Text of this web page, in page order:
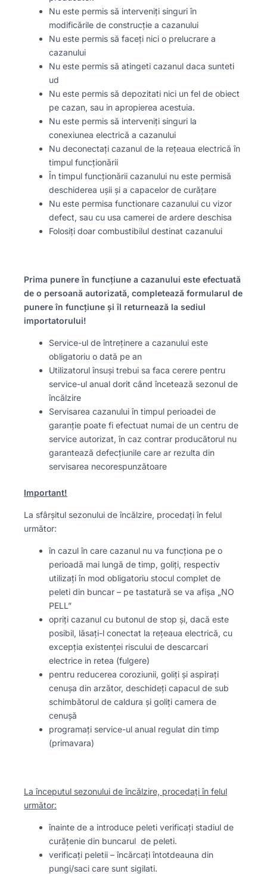
Nu este permis să interveniți singuri în
modificările de construcție a cazanului
Nu este permis să faceți nici o prelucrare a
cazanului
Nu este permis să atingeti cazanul daca sunteti
ud
Nu este permis să depozitati nici un fel de obiect
pe cazan, sau in apropierea acestuia.
Nu este permis să interveniți singuri la
conexiunea electrică a cazanului
Nu deconectați cazanul de la rețeaua electrică în
timpul funcționării
În timpul funcționării cazanului nu este permisă
deschiderea ușii și a capacelor de curățare
Nu este permisa functionare cazanului cu vizor
defect, sau cu usa camerei de ardere deschisa
Folosiți doar combustibilul destinat cazanului
Prima punere în funcțiune a cazanului este efectuată
de o persoană autorizată, completează formularul de
punere în funcțiune și îl returnează la sediul
importatorului!
Service-ul de întreținere a cazanului este
obligatoriu o dată pe an
Utilizatorul însuși trebui sa faca cerere pentru
service-ul anual dorit când încetează sezonul de
încălzire
Servisarea cazanului în timpul perioadei de
garanție poate fi efectuat numai de un centru de
service autorizat, în caz contrar producătorul nu
garantează defecțiunile care ar rezulta din
servisarea necorespunzătoare
Important!
La sfârșitul sezonului de încălzire, procedați în felul
următor:
în cazul în care cazanul nu va funcționa pe o
perioadă mai lungă de timp, goliți, respectiv
utilizați în mod obligatoriu stocul complet de
peleti din buncar – pe tastatură se va afișa „NO
PELL”
opriți cazanul cu butonul de stop și, dacă este
posibil, lăsați-l conectat la rețeaua electrică, cu
excepția existenței riscului de descarcari
electrice in retea (fulgere)
pentru reducerea coroziunii, goliți și aspirați
cenușa din arzător, deschideți capacul de sub
schimbătorul de caldura și goliți camera de
cenușă
programați service-ul anual regulat din timp
(primavara)
La începutul sezonului de încălzire, procedați în felul
următor:
înainte de a introduce peleti verificați stadiul de
curățenie din buncarul de peleti.
verificați peletii – încărcați întotdeauna din
pungi/saci care sunt sigilati.